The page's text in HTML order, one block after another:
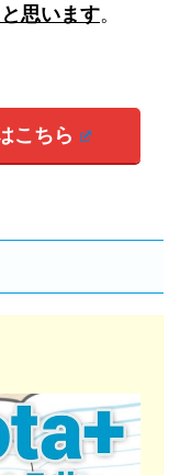
思います。
こちら